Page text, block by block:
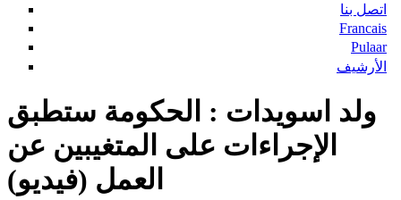
اتصل بنا
Francais
Pulaar
الأرشيف
ولد اسويدات : الحكومة ستطبق
الإجراءات على المتغيبين عن
العمل (فيديو)